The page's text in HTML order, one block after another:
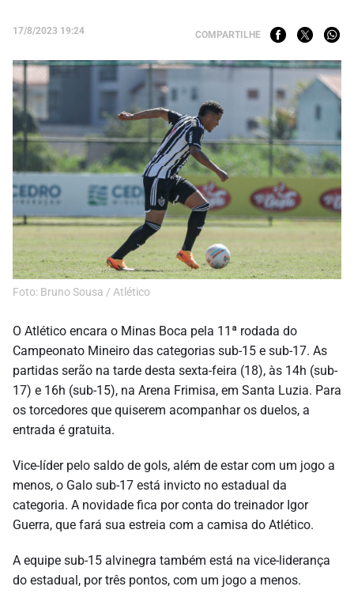
17/8/2023 19:24 COMPARTILHE
Foto: Bruno Sousa / Atlético
O Atlético encara o Minas Boca pela 11ª rodada do
Campeonato Mineiro das categorias sub-15 e sub-17. As
partidas serão na tarde desta sexta-feira (18), às 14h (sub-
17) e 16h (sub-15), na Arena Frimisa, em Santa Luzia. Para
os torcedores que quiserem acompanhar os duelos, a
entrada é gratuita.
Vice-líder pelo saldo de gols, além de estar com um jogo a
menos, o Galo sub-17 está invicto no estadual da
categoria. A novidade fica por conta do treinador Igor
Guerra, que fará sua estreia com a camisa do Atlético.
A equipe sub-15 alvinegra também está na vice-liderança
do estadual, por três pontos, com um jogo a menos.